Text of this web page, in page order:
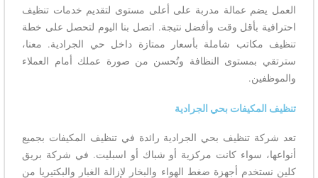
العمل يضم عمالة مدربة على أعلى مستوى لتقديم خدمات تنظيف
احترافية بأقل وقت وأفضل نتيجة. اتصل بنا اليوم لتحصل على خطة
تنظيف مكاتب شاملة بأسعار ممتازة داخل حي الجرادية. معنا،
سترتقي بمستوى النظافة وتُحسن من صورة عملك أمام العملاء
والموظفين.
تنظيف المكيفات بحي الجرادية
تعد شركة تنظيف بحي الجرادية رائدة في تنظيف المكيفات بجميع
أنواعها، سواء كانت مركزية أو شباك أو اسبليت. في شركة بريق
كلين نستخدم أجهزة ضغط الهواء والبخار لإزالة الغبار والبكتيريا من